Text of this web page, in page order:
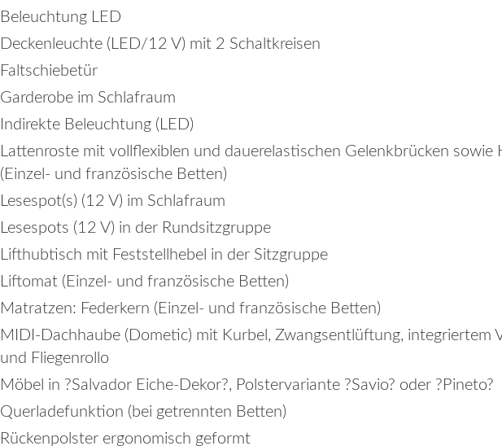
Beleuchtung LED
Deckenleuchte (LED/12 V) mit 2 Schaltkreisen
Faltschiebetür
Garderobe im Schlafraum
Indirekte Beleuchtung (LED)
Lattenroste mit vollflexiblen und dauerelastischen Gelenkbrücken sowie
(Einzel- und französische Betten)
Lesespot(s) (12 V) im Schlafraum
Lesespots (12 V) in der Rundsitzgruppe
Lifthubtisch mit Feststellhebel in der Sitzgruppe
Liftomat (Einzel- und französische Betten)
Matratzen: Federkern (Einzel- und französische Betten)
MIDI-Dachhaube (Dometic) mit Kurbel, Zwangsentlüftung, integriertem
und Fliegenrollo
Möbel in ?Salvador Eiche-Dekor?, Polstervariante ?Savio? oder ?Pineto?
Querladefunktion (bei getrennten Betten)
Rückenpolster ergonomisch geformt